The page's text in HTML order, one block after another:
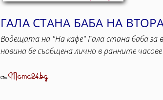
ГАЛА СТАНА БАБА НА
Водещата на "На кафе" Гала стана баба
новина бе съобщена лично в ранните
ОтMama24.bg